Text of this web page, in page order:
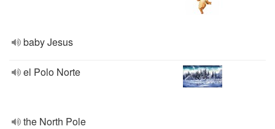
baby Jesus
el Polo Norte
the North Pole